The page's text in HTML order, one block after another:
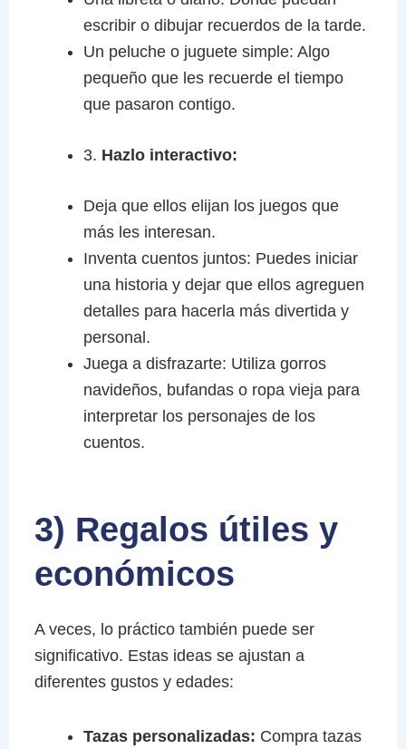
escribir o dibujar recuerdos de la tarde.
Un peluche o juguete simple: Algo
pequeño que les recuerde el tiempo
que pasaron contigo.
3. Hazlo interactivo:
Deja que ellos elijan los juegos que
más les interesan.
Inventa cuentos juntos: Puedes iniciar
una historia y dejar que ellos agreguen
detalles para hacerla más divertida y
personal.
Juega a disfrazarte: Utiliza gorros
navideños, bufandas o ropa vieja para
interpretar los personajes de los
cuentos.
3) Regalos útiles y
económicos
A veces, lo práctico también puede ser
significativo. Estas ideas se ajustan a
diferentes gustos y edades:
Tazas personalizadas: Compra tazas